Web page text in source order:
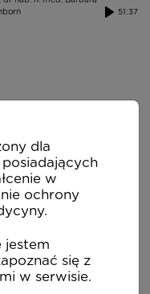
51:37
dla
w
ochrony
jestem
się z
w serwisie.